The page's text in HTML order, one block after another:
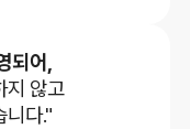
되어,
지 않고
니다."